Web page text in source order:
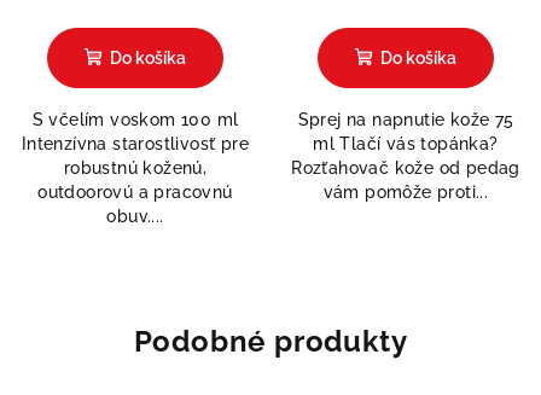
hodnotenie
produktu
z
5
hviezdičiek.
Do košíka
S včelím voskom 100 ml
Intenzívna starostlivosť pre
robustnú koženú,
outdoorovú a pracovnú
obuv....
hodnotenie
produktu
z
5
hviezdičiek.
Do košíka
Sprej na napnutie kože 75
ml Tlačí vás topánka?
Rozťahovač kože od pedag
vám pomôže proti...
Podobné produkty